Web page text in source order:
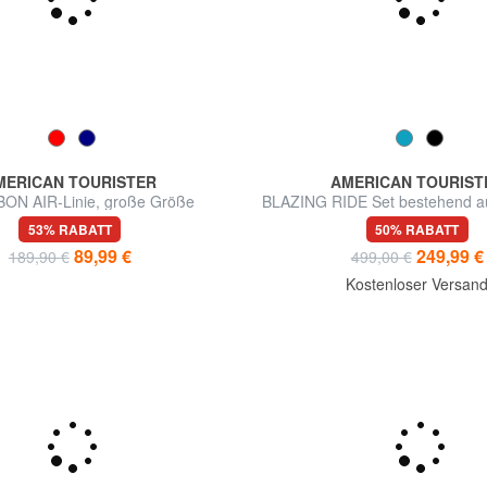
TOURISTER
AIR-Linie, große Größe
53% RABATT
189,90 € 89,99 €
AMERICAN
BLAZING RIDE Set bestehend
+ Reisetasche + 2
Kosmetikkoffern
50% RABATT
499,00 € 249,99 €
Kostenloser Versand